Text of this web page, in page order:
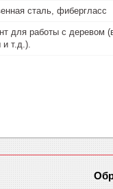
сталь, фибергласс
для работы с деревом
т.д.).